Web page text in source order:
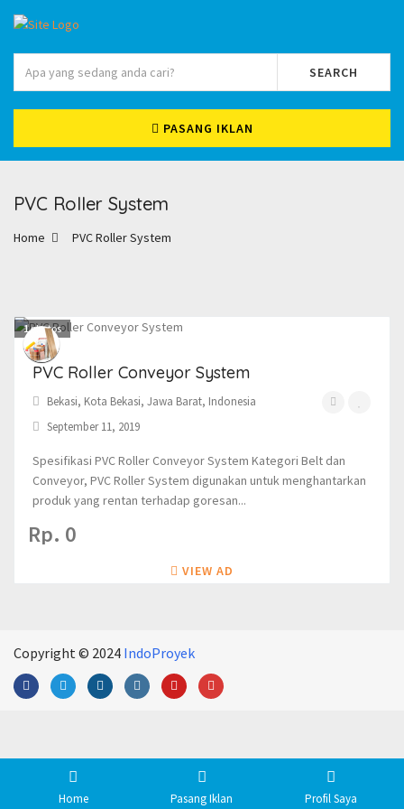
SEARCH
PASANG IKLAN
PVC Roller System
Home PVC Roller System
1photos
PVC Roller Conveyor System
Bekasi, Kota Bekasi, Jawa Barat, Indonesia
September 11, 2019
Spesifikasi PVC Roller Conveyor System Kategori Belt dan
Conveyor, PVC Roller System digunakan untuk menghantarkan
produk yang rentan terhadap goresan...
Rp. 0
VIEW AD
Copyright © 2024 IndoProyek
Home Pasang Iklan Profil Saya